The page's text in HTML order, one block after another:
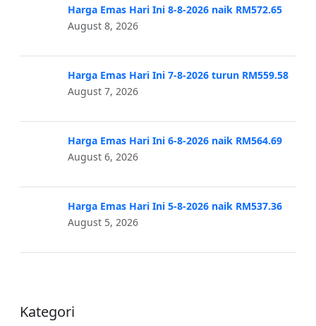
Harga Emas Hari Ini 8-8-2026 naik RM572.65
August 8, 2026
Harga Emas Hari Ini 7-8-2026 turun RM559.58
August 7, 2026
Harga Emas Hari Ini 6-8-2026 naik RM564.69
August 6, 2026
Harga Emas Hari Ini 5-8-2026 naik RM537.36
August 5, 2026
Kategori